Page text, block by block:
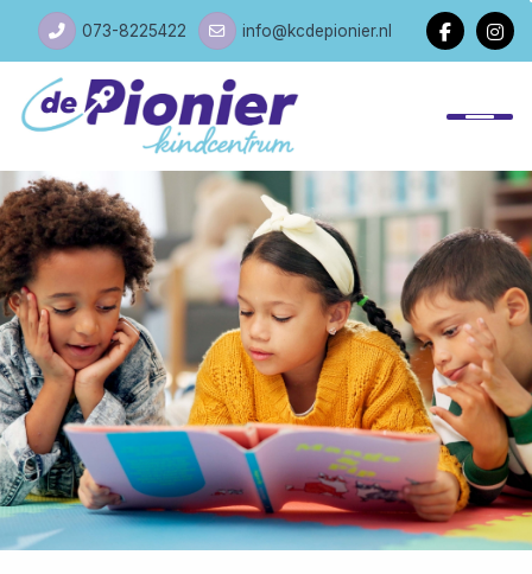
073-8225422 info@kcdepionier.nl
Home
Ons IKC
Ons onderwijs
Voor ouders
Praktische zaken
Contact